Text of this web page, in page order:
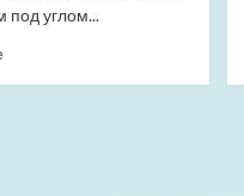
под углом...
Прочитать